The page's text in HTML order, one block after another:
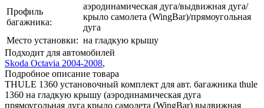
Профиль
багажника:
аэродинамическая дуга/выдвижная дуга/
крыло самолета (WingBar)/прямоугольная
дуга
Место установки: на гладкую крышу
Подходит для автомобилей
Skoda Octavia 2004-2008,
Подробное описание товара
THULE 1360 установочный комплект для авт. багажника thule
1360 на гладкую крышу (аэродинамическая дуга
прямоугольная дуга крыло самолета (WingBar) выдвижная